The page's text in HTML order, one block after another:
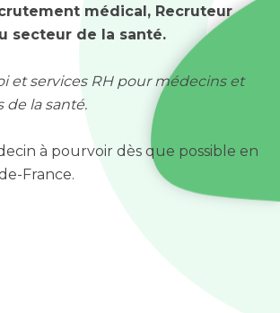
médical, Recruteur
secteur de la santé.
et services RH pour médecins et
de la santé.
à pourvoir dès que possible en
France.